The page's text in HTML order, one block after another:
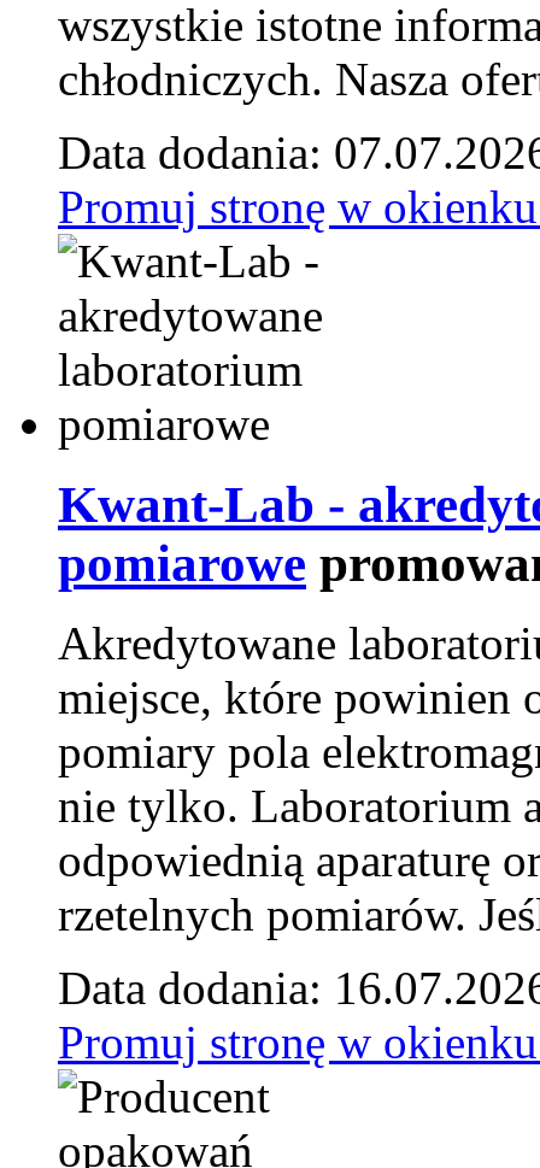
wszystkie istotne
chłodniczych. Nasza
Data dodania:
Promuj stronę w
Kwant-Lab -
pomiarowe
Akredytowane
miejsce, które powinien
pomiary pola
nie tylko. Laboratorium
odpowiednią aparaturę
rzetelnych pomiarów.
Data dodania:
Promuj stronę w